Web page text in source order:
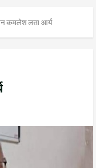
कमलेश लता आर्य